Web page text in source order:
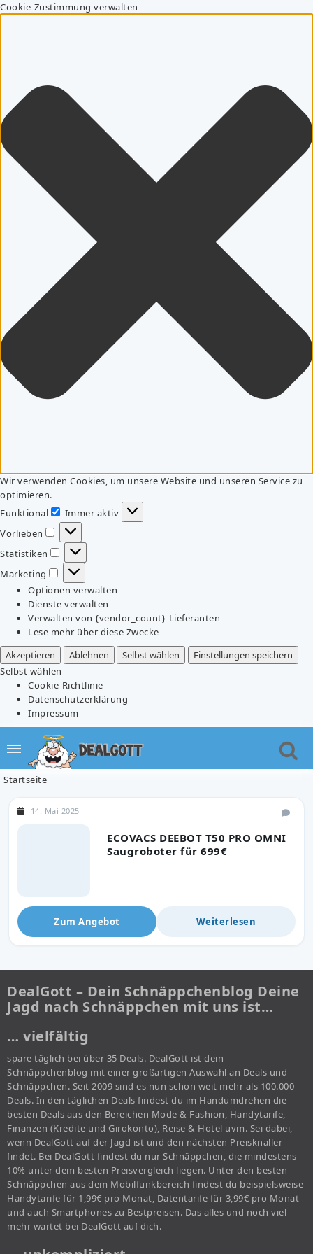
Cookie-Zustimmung verwalten
Wir verwenden Cookies, um unsere Website und unseren Service zu
optimieren.
Funktional
Funktional
Immer aktiv
Vorlieben
Vorlieben
Statistiken
Statistiken
Marketing
Marketing
Optionen verwalten
Dienste verwalten
Verwalten von {vendor_count}-Lieferanten
Lese mehr über diese Zwecke
Akzeptieren
Ablehnen Selbst wählen
Einstellungen speichern
Selbst wählen
Cookie-Richtlinie
Datenschutzerklärung
Impressum
Startseite
ECOVACS DEEBOT T50 PRO OMNI
Saugroboter für 699€
14. Mai 2025
Zum Angebot Weiterlesen
DealGott – Dein Schnäppchenblog Deine
Jagd nach Schnäppchen mit uns ist…
… vielfältig
spare täglich bei über 35 Deals. DealGott ist dein
Schnäppchenblog mit einer großartigen Auswahl an Deals und
Schnäppchen. Seit 2009 sind es nun schon weit mehr als 100.000
Deals. In den täglichen Deals findest du im Handumdrehen die
besten Deals aus den Bereichen Mode & Fashion, Handytarife,
Finanzen (Kredite und Girokonto), Reise & Hotel uvm. Sei dabei,
wenn DealGott auf der Jagd ist und den nächsten Preisknaller
findet. Bei DealGott findest du nur Schnäppchen, die mindestens
10% unter dem besten Preisvergleich liegen. Unter den besten
Schnäppchen aus dem Mobilfunkbereich findest du beispielsweise
Handytarife für 1,99€ pro Monat, Datentarife für 3,99€ pro Monat
und auch Smartphones zu Bestpreisen. Das alles und noch viel
mehr wartet bei DealGott auf dich.